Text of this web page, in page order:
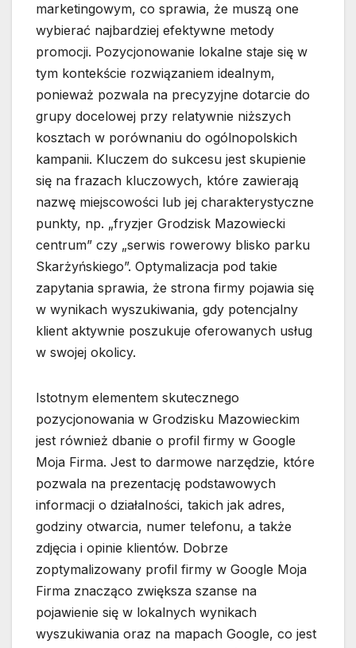
marketingowym, co sprawia, że muszą one
wybierać najbardziej efektywne metody
promocji. Pozycjonowanie lokalne staje się w
tym kontekście rozwiązaniem idealnym,
ponieważ pozwala na precyzyjne dotarcie do
grupy docelowej przy relatywnie niższych
kosztach w porównaniu do ogólnopolskich
kampanii. Kluczem do sukcesu jest skupienie
się na frazach kluczowych, które zawierają
nazwę miejscowości lub jej charakterystyczne
punkty, np. „fryzjer Grodzisk Mazowiecki
centrum” czy „serwis rowerowy blisko parku
Skarżyńskiego”. Optymalizacja pod takie
zapytania sprawia, że strona firmy pojawia się
w wynikach wyszukiwania, gdy potencjalny
klient aktywnie poszukuje oferowanych usług
w swojej okolicy.
Istotnym elementem skutecznego
pozycjonowania w Grodzisku Mazowieckim
jest również dbanie o profil firmy w Google
Moja Firma. Jest to darmowe narzędzie, które
pozwala na prezentację podstawowych
informacji o działalności, takich jak adres,
godziny otwarcia, numer telefonu, a także
zdjęcia i opinie klientów. Dobrze
zoptymalizowany profil firmy w Google Moja
Firma znacząco zwiększa szanse na
pojawienie się w lokalnych wynikach
wyszukiwania oraz na mapach Google, co jest